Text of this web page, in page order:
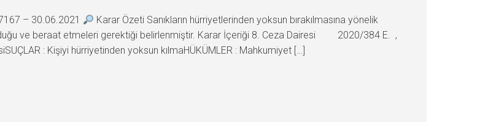
– 30.06.2021
Karar Özeti Sanıkların hürriyetlerinden yoksun bırakılmasına yönelik
ve beraat etmeleri gerektiği belirlenmiştir. Karar İçeriği 8. Ceza Dairesi 2020/384 E. ,
: Kişiyi hürriyetinden yoksun kılmaHÜKÜMLER : Mahkumiyet […]